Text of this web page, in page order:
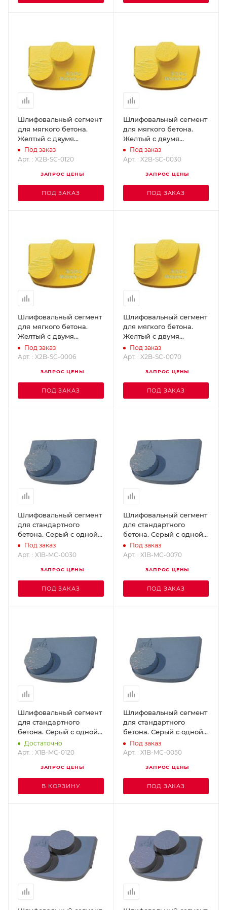
Шлифовальный сегмент
для мягкого бетона.
Желтый с двумя
кнопками - Grit 120
SUPERABRASIVE X2B-
Под заказ
Арт. : X2B-SC-0120
ЗАПРОС ЦЕНЫ
ПОД ЗАКАЗ
Шлифовальный сегмент
для мягкого бетона.
Желтый с двумя
кнопками - Grit 30
SUPERABRASIVE X2B-
Под заказ
Арт. : X2B-SC-0030
ЗАПРОС ЦЕНЫ
ПОД ЗАКАЗ
Шлифовальный сегмент
для мягкого бетона.
Желтый с двумя
кнопками - Grit 6
SUPERABRASIVE X2B-
Под заказ
Арт. : X2B-SC-0006
ЗАПРОС ЦЕНЫ
ПОД ЗАКАЗ
Шлифовальный сегмент
для мягкого бетона.
Желтый с двумя
кнопками - Grit 70
SUPERABRASIVE X2B-
Под заказ
Арт. : X2B-SC-0070
ЗАПРОС ЦЕНЫ
ПОД ЗАКАЗ
Шлифовальный сегмент
для стандартного
бетона. Серый с одной
кнопкой, Grit 30 X1B-MC-
0030
Под заказ
Арт. : X1B-MC-0030
ЗАПРОС ЦЕНЫ
ПОД ЗАКАЗ
Шлифовальный сегмент
для стандартного
бетона. Серый с одной
кнопкой, Grit 70 X1B-MC-
0070
Под заказ
Арт. : X1B-MC-0070
ЗАПРОС ЦЕНЫ
ПОД ЗАКАЗ
Шлифовальный сегмент
для стандартного
бетона. Серый с одной
кнопкой, Grit 120 X1B-
MC-0120
Достаточно
Арт. : X1B-MC-0120
ЗАПРОС ЦЕНЫ
В КОРЗИНУ
Шлифовальный сегмент
для стандартного
бетона. Серый с одной
кнопкой, Grit 50 X1B-MC-
0050
Под заказ
Арт. : X1B-MC-0050
ЗАПРОС ЦЕНЫ
ПОД ЗАКАЗ